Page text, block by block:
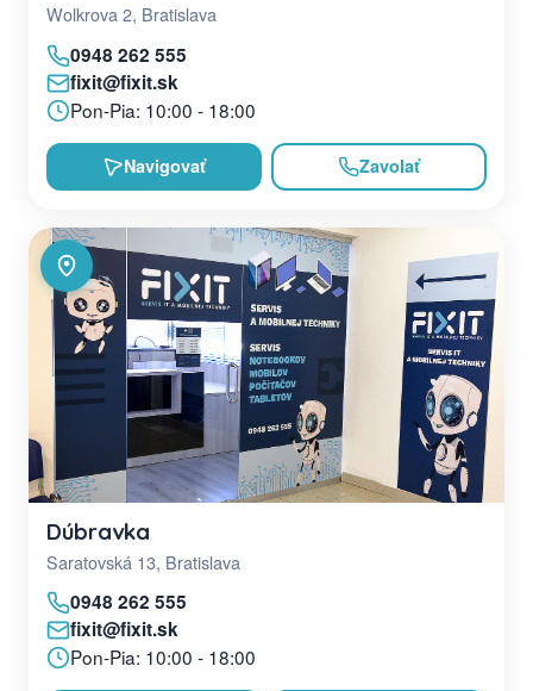
Wolkrova 2, Bratislava
0948 262 555
fixit@fixit.sk
Pon-Pia: 10:00 - 18:00
Navigovať Zavolať
Dúbravka
Saratovská 13, Bratislava
0948 262 555
fixit@fixit.sk
Pon-Pia: 10:00 - 18:00